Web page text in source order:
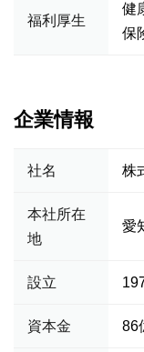
福利厚生
健
保
企業情報
社名 株
本社所在
地
愛
設立
資本金 86